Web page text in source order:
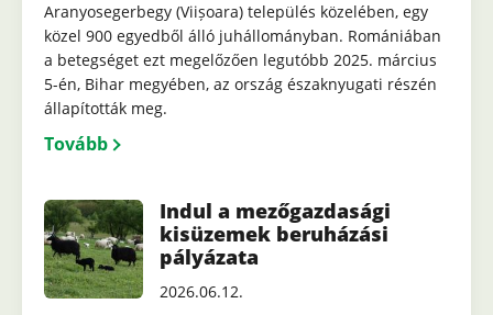
Aranyosegerbegy (Viișoara) település közelében, egy
közel 900 egyedből álló juhállományban. Romániában
a betegséget ezt megelőzően legutóbb 2025. március
5-én, Bihar megyében, az ország északnyugati részén
állapították meg.
Tovább
Indul a mezőgazdasági
kisüzemek beruházási
pályázata
2026.06.12.